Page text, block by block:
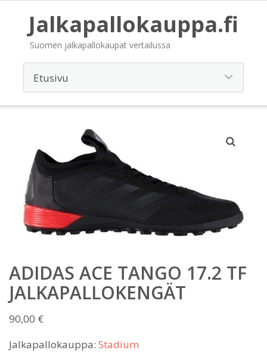
Jalkapallokauppa.fi
Suomen jalkapallokaupat vertailussa
ADIDAS ACE TANGO 17.2 TF
JALKAPALLOKENGÄT
90,00 €
Jalkapallokauppa: Stadium